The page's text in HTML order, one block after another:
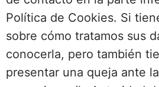
Política de Cookies. Si
sobre cómo tratamos sus
conocerla, pero también
presentar una queja ante